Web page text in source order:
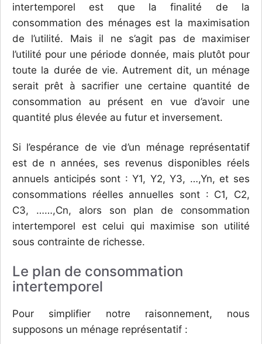
intertemporel est que la finalité de la
consommation des ménages est la maximisation
de l’utilité. Mais il ne s’agit pas de maximiser
l’utilité pour une période donnée, mais plutôt pour
toute la durée de vie. Autrement dit, un ménage
serait prêt à sacrifier une certaine quantité de
consommation au présent en vue d’avoir une
quantité plus élevée au futur et inversement.
Si l’espérance de vie d’un ménage représentatif
est de n années, ses revenus disponibles réels
annuels anticipés sont : Y1, Y2, Y3, …,Yn, et ses
consommations réelles annuelles sont : C1, C2,
C3, ……,Cn, alors son plan de consommation
intertemporel est celui qui maximise son utilité
sous contrainte de richesse.
Le plan de consommation
intertemporel
Pour simplifier notre raisonnement, nous
supposons un ménage représentatif :